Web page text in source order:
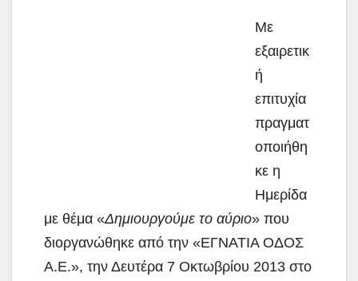
Με
εξαιρετικ
ή
επιτυχία
πραγματ
οποιήθη
κε η
Ημερίδα
με θέμα «Δημιουργούμε το αύριο» που
διοργανώθηκε από την «ΕΓΝΑΤΙΑ ΟΔΟΣ
Α.Ε.», την Δευτέρα 7 Οκτωβρίου 2013 στο